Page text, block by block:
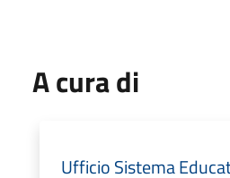
A cura di
Ufficio Sistema